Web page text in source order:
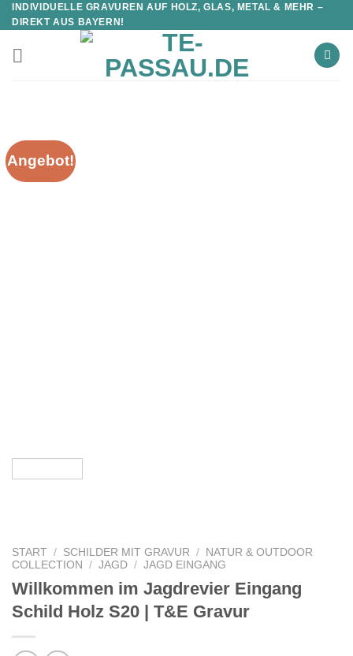
INDIVIDUELLE GRAVUREN AUF HOLZ, GLAS, METAL & MEHR –
DIREKT AUS BAYERN!
Angebot!
START / SCHILDER MIT GRAVUR /
NATUR & OUTDOOR
COLLECTION
/ JAGD / JAGD EINGANG
Willkommen im Jagdrevier Eingang
Schild Holz S20 | T&E Gravur